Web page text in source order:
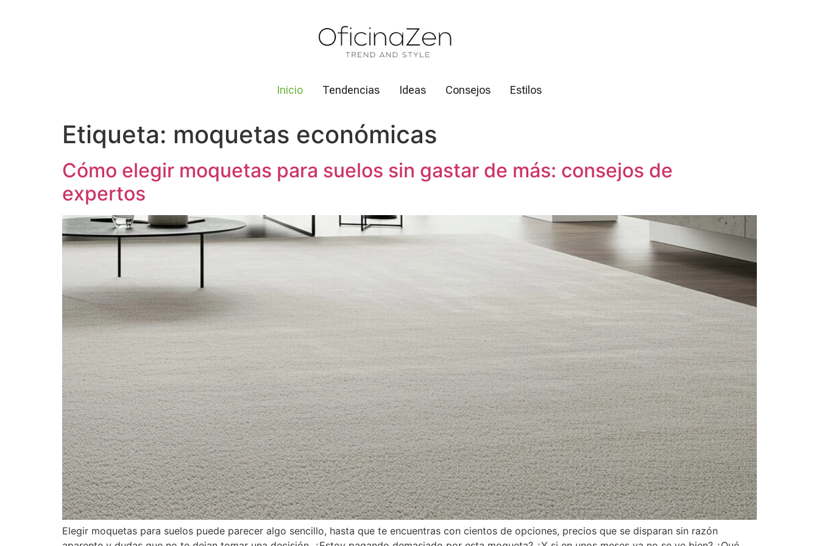
Inicio Tendencias Ideas Consejos Estilos
Etiqueta: moquetas económicas
Cómo elegir moquetas para suelos sin gastar de más: consejos de
expertos
Elegir moquetas para suelos puede parecer algo sencillo, hasta que te encuentras con cientos de opciones, precios que se disparan sin razón